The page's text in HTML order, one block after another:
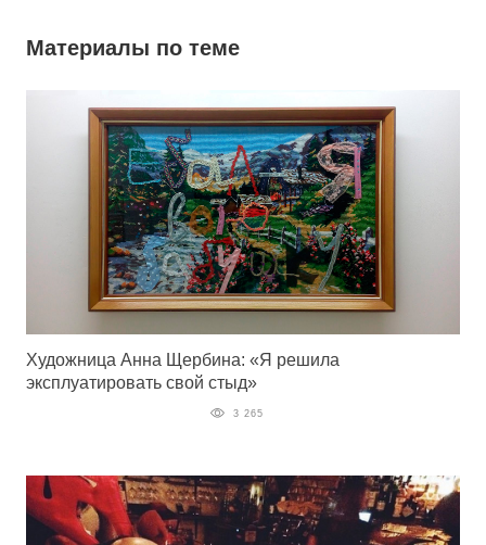
Материалы по теме
Художница Анна Щербина: «Я решила
эксплуатировать свой стыд»
3 265